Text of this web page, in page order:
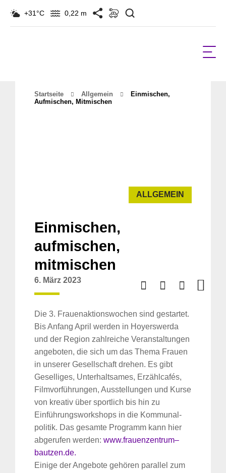
+31°C 0,22 m
Startseite Allgemein
Einmischen,
Aufmischen, Mitmischen
ALLGEMEIN
Einmischen,
aufmischen,
mitmischen
6. März 2023
Die 3. Frauenaktionswochen sind gestartet.
Bis Anfang April werden in Hoyerswerda
und der Region zahlreiche Veranstaltungen
angeboten, die sich um das Thema Frauen
in unserer Gesellschaft drehen. Es gibt
Geselliges, Unterhaltsames, Erzählcafés,
Filmvorführungen, Ausstellungen und Kurse
von kreativ über sportlich bis hin zu
Einführungsworkshops in die Kommunal­
politik. Das gesamte Programm kann hier
abgerufen werden: www.frauenzentrum–
bautzen.de.
Einige der Angebote gehören parallel zum